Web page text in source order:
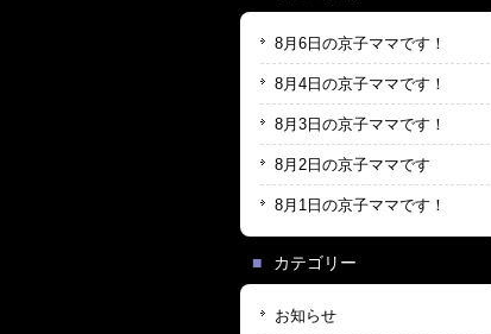
8月6日の京子ママです！
8月4日の京子ママです！
8月3日の京子ママです！
8月2日の京子ママです
8月1日の京子ママです！
カテゴリー
お知らせ